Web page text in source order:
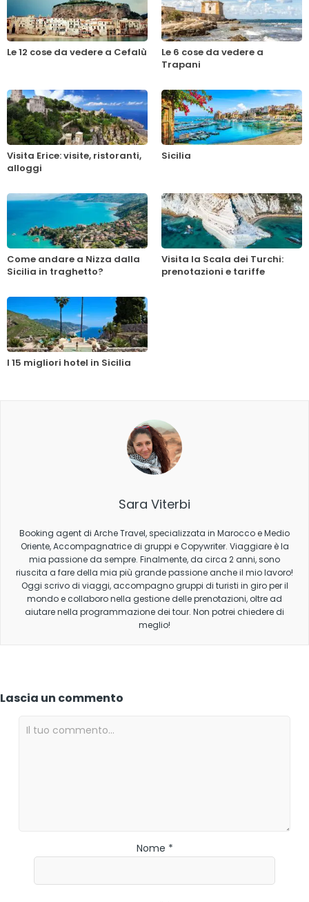
Le 12 cose da vedere a Cefalù
Le 6 cose da vedere a
Trapani
Visita Erice: visite, ristoranti,
alloggi
Sicilia
Come andare a Nizza dalla
Sicilia in traghetto?
Visita la Scala dei Turchi:
prenotazioni e tariffe
I 15 migliori hotel in Sicilia
Sara Viterbi
Booking agent di Arche Travel, specializzata in Marocco e Medio
Oriente, Accompagnatrice di gruppi e Copywriter. Viaggiare è la
mia passione da sempre. Finalmente, da circa 2 anni, sono
riuscita a fare della mia più grande passione anche il mio lavoro!
Oggi scrivo di viaggi, accompagno gruppi di turisti in giro per il
mondo e collaboro nella gestione delle prenotazioni, oltre ad
aiutare nella programmazione dei tour. Non potrei chiedere di
meglio!
Lascia un commento
Nome *